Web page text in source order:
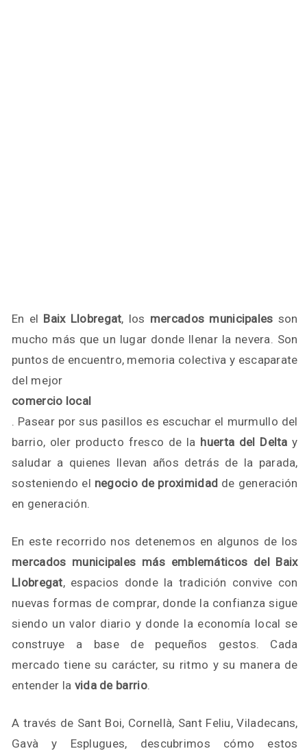
En el Baix Llobregat, los mercados municipales son
mucho más que un lugar donde llenar la nevera. Son
puntos de encuentro, memoria colectiva y escaparate
del mejor
comercio local
. Pasear por sus pasillos es escuchar el murmullo del
barrio, oler producto fresco de la huerta del Delta y
saludar a quienes llevan años detrás de la parada,
sosteniendo el negocio de proximidad de generación
en generación.
En este recorrido nos detenemos en algunos de los
mercados municipales más emblemáticos del Baix
Llobregat, espacios donde la tradición convive con
nuevas formas de comprar, donde la confianza sigue
siendo un valor diario y donde la economía local se
construye a base de pequeños gestos. Cada
mercado tiene su carácter, su ritmo y su manera de
entender la vida de barrio.
A través de Sant Boi, Cornellà, Sant Feliu, Viladecans,
Gavà y Esplugues, descubrimos cómo estos